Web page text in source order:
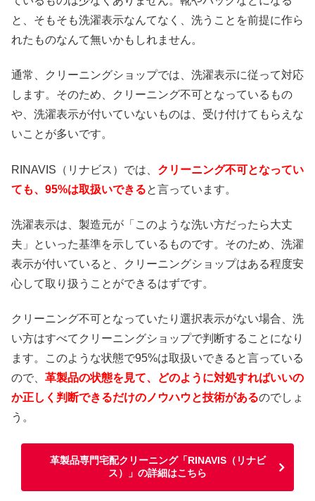
と、そもそも洗濯表示なんてなく、洗うことを前提に作ら
れたものなんて無いかもしれません。
通常、クリーニングショップでは、洗濯表示に従って対応
します。そのため、クリーニング不可となっているもの
や、洗濯表示が付いていないものは、受け付けてもらえな
いことが多いです。
RINAVIS（リナビス）では、 クリーニング不可となってい
ても、95%は取扱いできると言っています。
洗濯表示は、製造元が「このような洗い方だったら大丈
夫」といった基準を示しているものです。そのため、洗濯
表示が付いていると、クリーニングショップはある程度安
心して取り扱うことができるはずです。
クリーニング不可となっていたり選択表示がない場合、洗
い方はすべてクリーニングショップで判断することになり
ます。このような状態で95%は取扱いできると言っている
ので、 革製品の状態を見て、どのように対処すればいいの
か正しく判断できるだけのノウハウと技術があるのでしょ
う。
革製品専門宅配クリーニング「RINAVIS（リナビ
ス）」の詳細はこちら